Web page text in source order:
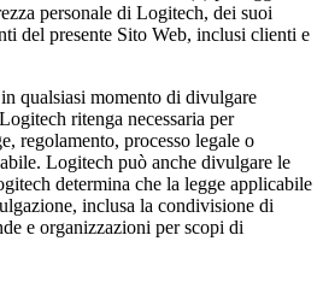
personale di Logitech, dei suoi
del presente Sito Web, inclusi clienti e
qualsiasi momento di divulgare
ritenga necessaria per
regolamento, processo legale o
Logitech può anche divulgare le
determina che la legge applicabile
inclusa la condivisione di
e organizzazioni per scopi di